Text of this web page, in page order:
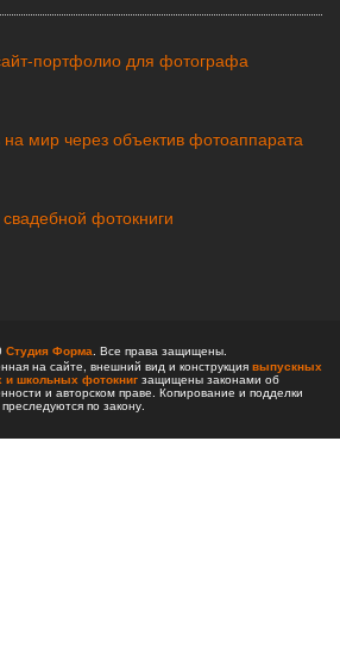
портфолио для фотографа
на мир через объектив фотоаппарата
фотокниги
Студия Форма . Все права защищены.
на сайте, внешний вид и конструкция выпускных
и школьных фотокнигзащищены законами об
и авторском праве. Копирование и подделки
преследуются по закону.